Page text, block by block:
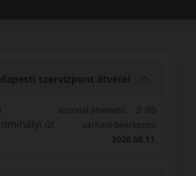
szervizpont átvétel
út
azonnal átvehető: 2 db
várható beérkezés:
2026.08.11.